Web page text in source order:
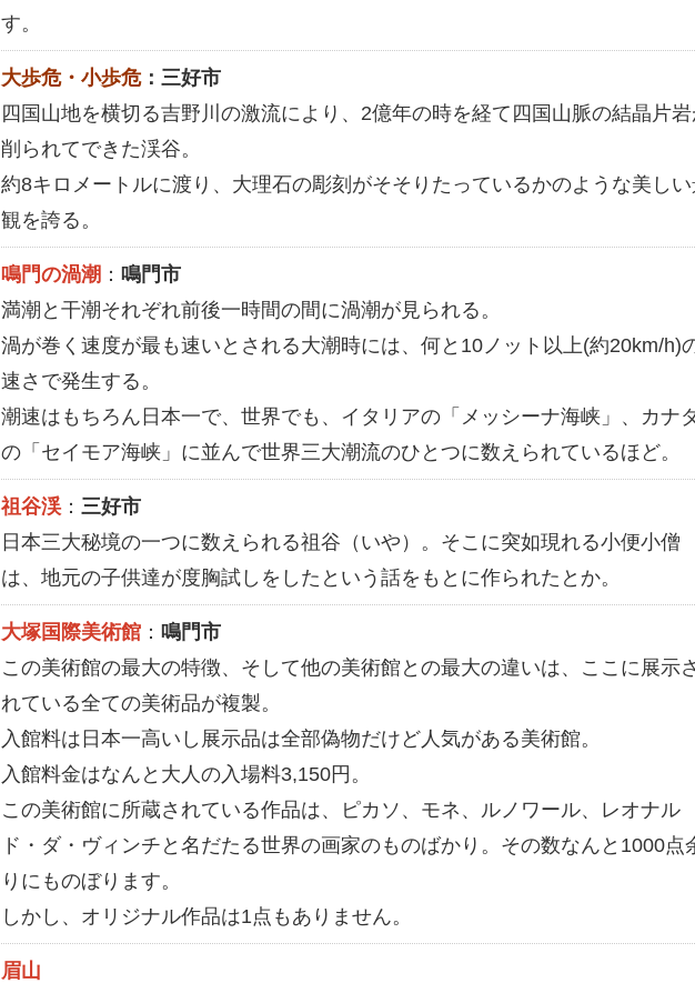
す。
大歩危・小歩危：三好市
四国山地を横切る吉野川の激流により、2億年の時を経て四国山脈の結晶片
削られてできた渓谷。
約8キロメートルに渡り、大理石の彫刻がそそりたっているかのような美し
観を誇る。
鳴門の渦潮 ： 鳴門市
満潮と干潮それぞれ前後一時間の間に渦潮が見られる。
渦が巻く速度が最も速いとされる大潮時には、何と10ノット以上(約20km/h)
速さで発生する。
潮速はもちろん日本一で、世界でも、イタリアの「メッシーナ海峡」、カナ
の「セイモア海峡」に並んで世界三大潮流のひとつに数えられているほど。
祖谷渓： 三好市
日本三大秘境の一つに数えられる祖谷（いや）。そこに突如現れる小便小僧
は、地元の子供達が度胸試しをしたという話をもとに作られたとか。
大塚国際美術館 ： 鳴門市
この美術館の最大の特徴、そして他の美術館との最大の違いは、ここに展示
れている全ての美術品が複製。
入館料は日本一高いし展示品は全部偽物だけど人気がある美術館。
入館料金はなんと大人の入場料3,150円。
この美術館に所蔵されている作品は、ピカソ、モネ、ルノワール、レオナル
ド・ダ・ヴィンチと名だたる世界の画家のものばかり。その数なんと1000点
りにものぼります。
しかし、オリジナル作品は1点もありません。
眉山